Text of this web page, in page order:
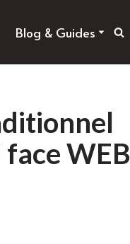
Blog & Guides
WEB